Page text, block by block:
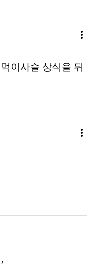
more_vert
이사슬 상식을 뒤
more_vert